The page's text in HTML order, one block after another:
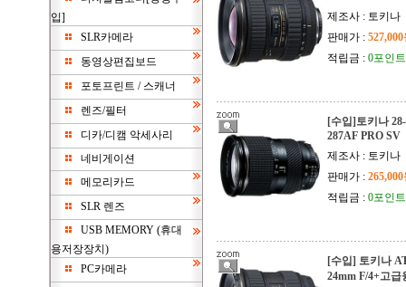
입]
SLR카메라
동영상편집보드
포토프린트 / 스캐너
렌즈/필터
디카/디캠 악세사리
네비게이션
메모리카드
SLR 렌즈
USB MEMORY (휴대
용저장장치)
PC카메라
제조사 : 토키나
판매가 :
적립금 : 0포인트
[수입]토키나
287AF PRO SV
제조사 : 토키나
판매가 :
적립금 : 0포인트
[수입] 토키나
24mm F/4+고